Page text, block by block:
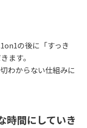
の後に「すっき
ます。
わからない仕組みに
時間にしていき